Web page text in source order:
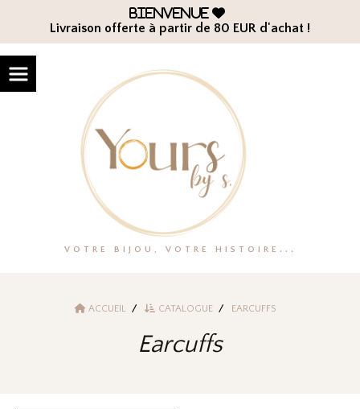
Bienvenue 
Livraison offerte à partir de 80 EUR d'achat !
VOTRE BIJOU, VOTRE HISTOIRE...
ACCUEIL CATALOGUE EARCUFFS
Earcuffs
Panneau de gestion des cookies